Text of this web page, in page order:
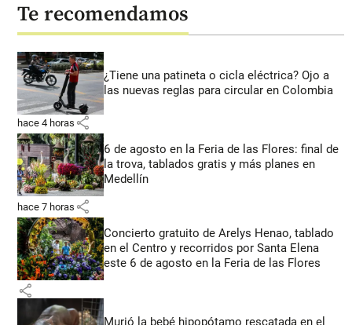
Te recomendamos
¿Tiene una patineta o cicla eléctrica? Ojo a
las nuevas reglas para circular en Colombia
hace 4 horas share
6 de agosto en la Feria de las Flores: final de
la trova, tablados gratis y más planes en
Medellín
hace 7 horas share
Concierto gratuito de Arelys Henao, tablado
en el Centro y recorridos por Santa Elena
este 6 de agosto en la Feria de las Flores
share
Murió la bebé hipopótamo rescatada en el